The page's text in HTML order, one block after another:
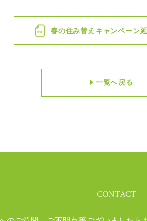
春の住み替えキャンペーン
一覧へ戻る
CONTACT